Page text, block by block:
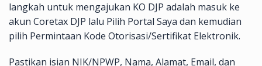
langkah untuk mengajukan KO DJP adalah masuk ke
akun Coretax DJP lalu Pilih Portal Saya dan kemudian
pilih Permintaan Kode Otorisasi/Sertifikat Elektronik.
Pastikan isian NIK/NPWP, Nama, Alamat, Email, dan